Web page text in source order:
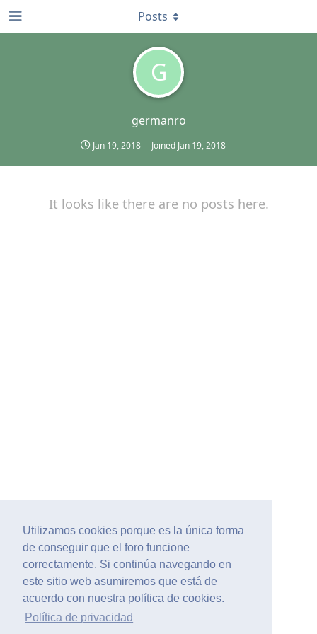
Utilizamos cookies porque es la única forma
de conseguir que el foro funcione
correctamente. Si continúa navegando en
este sitio web asumiremos que está de
acuerdo con nuestra política de cookies.
Política de privacidad
G
germanro
Jan 19, 2018 Joined Jan 19, 2018
Posts
It looks like there are no posts here.